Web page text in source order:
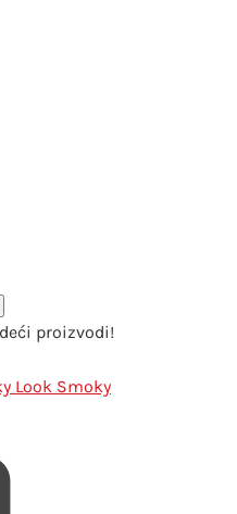
proizvodi!
Look Smoky